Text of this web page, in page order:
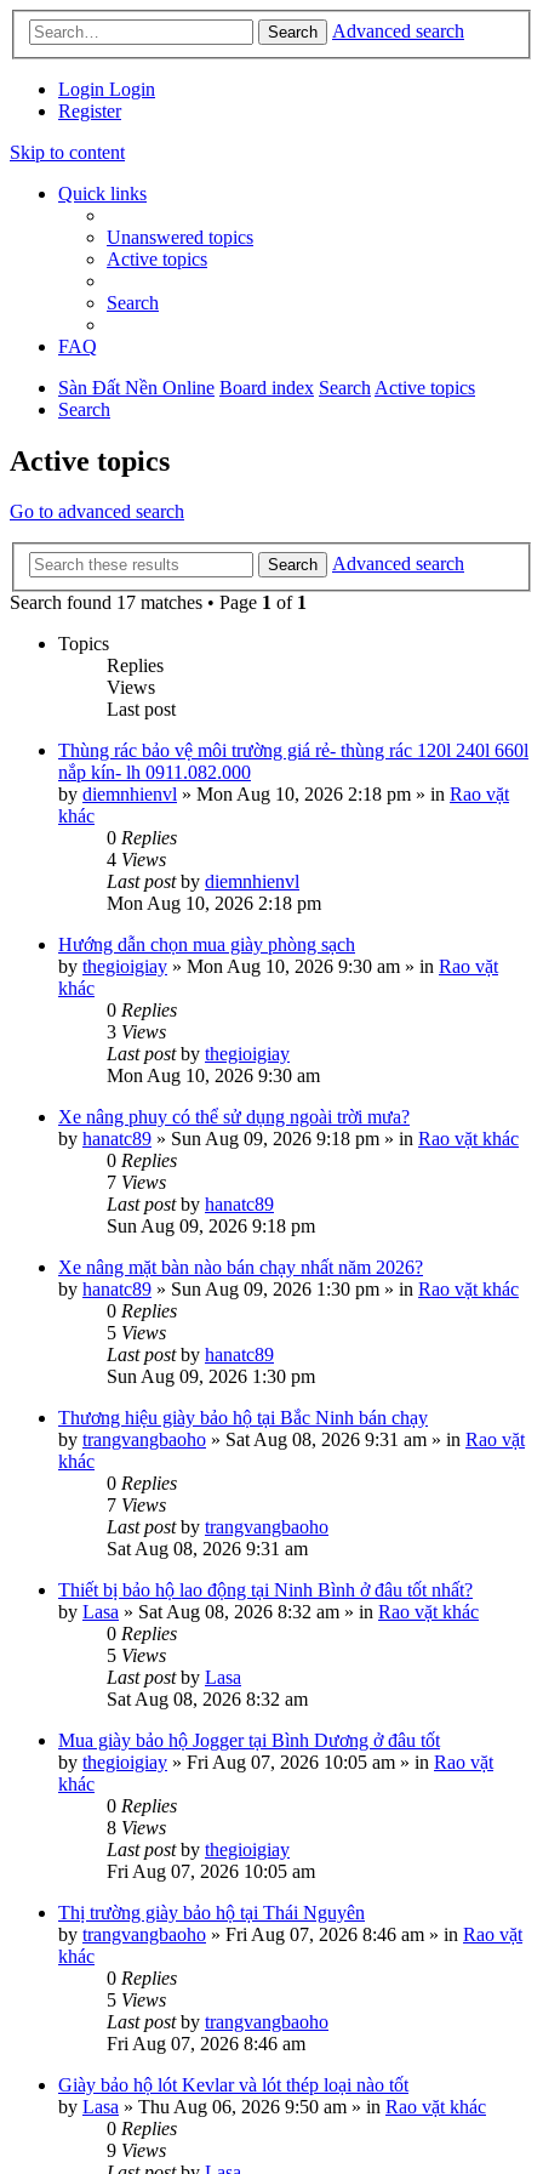
Search Advanced search
Login Login
Register
Skip to content
Quick links
Unanswered topics
Active topics
Search
FAQ
Sàn Đất Nền Online Board index Search Active topics
Search
Active topics
Go to advanced search
Search
Advanced search
Search found 17 matches • Page 1 of 1
Topics
Replies
Views
Last post
Thùng rác bảo vệ môi trường giá rẻ- thùng rác 120l 240l 660l
nắp kín- lh 0911.082.000
by diemnhienvl » Mon Aug 10, 2026 2:18 pm » in Rao vặt
khác
0 Replies
4 Views
Last postby diemnhienvl
Mon Aug 10, 2026 2:18 pm
Hướng dẫn chọn mua giày phòng sạch
by thegioigiay » Mon Aug 10, 2026 9:30 am » in Rao vặt
khác
0 Replies
3 Views
Last postby thegioigiay
Mon Aug 10, 2026 9:30 am
Xe nâng phuy có thể sử dụng ngoài trời mưa?
by hanatc89 » Sun Aug 09, 2026 9:18 pm » in Rao vặt khác
0 Replies
7 Views
Last postby hanatc89
Sun Aug 09, 2026 9:18 pm
Xe nâng mặt bàn nào bán chạy nhất năm 2026?
by hanatc89 » Sun Aug 09, 2026 1:30 pm » in Rao vặt khác
0 Replies
5 Views
Last postby hanatc89
Sun Aug 09, 2026 1:30 pm
Thương hiệu giày bảo hộ tại Bắc Ninh bán chạy
by trangvangbaoho » Sat Aug 08, 2026 9:31 am » in Rao vặt
khác
0 Replies
7 Views
Last postby trangvangbaoho
Sat Aug 08, 2026 9:31 am
Thiết bị bảo hộ lao động tại Ninh Bình ở đâu tốt nhất?
by Lasa » Sat Aug 08, 2026 8:32 am » in Rao vặt khác
0 Replies
5 Views
Last postby Lasa
Sat Aug 08, 2026 8:32 am
Mua giày bảo hộ Jogger tại Bình Dương ở đâu tốt
by thegioigiay » Fri Aug 07, 2026 10:05 am » in Rao vặt
khác
0 Replies
8 Views
Last postby thegioigiay
Fri Aug 07, 2026 10:05 am
Thị trường giày bảo hộ tại Thái Nguyên
by trangvangbaoho » Fri Aug 07, 2026 8:46 am » in Rao vặt
khác
0 Replies
5 Views
Last postby trangvangbaoho
Fri Aug 07, 2026 8:46 am
Giày bảo hộ lót Kevlar và lót thép loại nào tốt
by Lasa » Thu Aug 06, 2026 9:50 am » in Rao vặt khác
0 Replies
9 Views